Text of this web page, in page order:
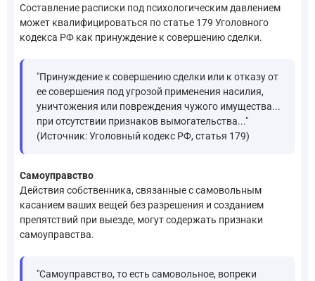
Составление расписки под психологическим давлением
может квалифицироваться по статье 179 Уголовного
кодекса РФ как принуждение к совершению сделки.
"Принуждение к совершению сделки или к отказу от
ее совершения под угрозой применения насилия,
уничтожения или повреждения чужого имущества...
при отсутствии признаков вымогательства..."
(Источник: Уголовный кодекс РФ, статья 179)
Самоуправство
Действия собственника, связанные с самовольным
касанием ваших вещей без разрешения и созданием
препятствий при выезде, могут содержать признаки
самоуправства.
"Самоуправство, то есть самовольное, вопреки